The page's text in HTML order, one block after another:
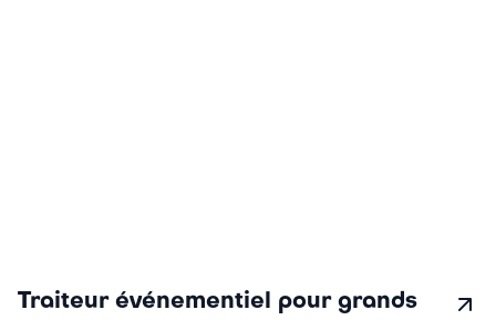
Traiteur événementiel pour grands